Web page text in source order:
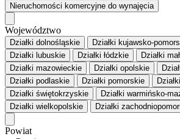
Nieruchomości komercyjne do wynajęcia
Województwo
Działki dolnośląskie Działki kujawsko-
Działki lubuskie
Działki łódzkie
Działki
Działki mazowieckie
Działki opolskie
Działki podlaskie
Działki pomorskie
Działki świętokrzyskie
Działki warmińsko-
Działki wielkopolskie
Działki
Powiat